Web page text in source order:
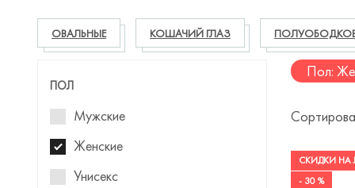
ОВАЛЬНЫЕ КОШАЧИЙ ГЛАЗ
ПОЛ
Мужские
Женские
Унисекс
Пол:
СКИДКИ НА
- 30 %